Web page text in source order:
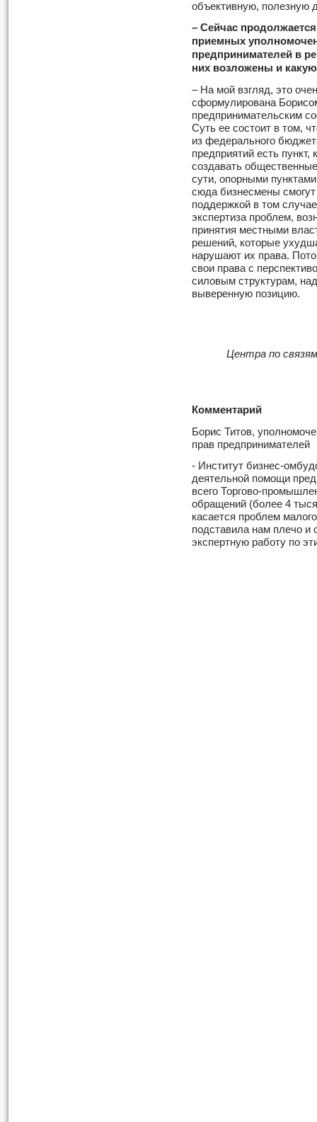
объективную, полезную
– Сейчас
приемных
предпринимателей в
них возложены и
– На мой взгляд, это
сформулирована
предпринимательским
Суть ее состоит в том,
из федерального
предприятий есть пункт,
создавать
сути, опорными
сюда бизнесмены смогут
поддержкой в том
экспертиза проблем,
принятия местными
решений, которые
нарушают их права.
свои права с
силовым структурам,
выверенную позицию.
Центра по
Комментарий
Борис Титов,
прав предпринимателей
- Институт бизнес-
деятельной помощи
всего Торгово-
обращений (более 4
касается проблем
подставила нам плечо
экспертную работу по